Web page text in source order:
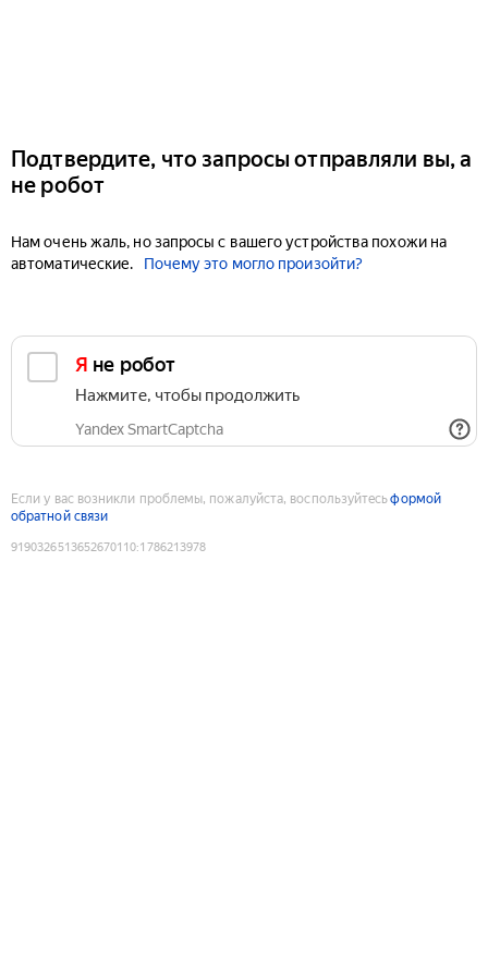
Подтвердите, что запросы отправляли вы, а
не робот
Нам очень жаль, но запросы с вашего устройства похожи на
автоматические.
Почему это могло произойти?
Я не робот
Нажмите, чтобы продолжить
Yandex SmartCaptcha
Если у вас возникли проблемы, пожалуйста, воспользуйтесьформой
обратной связи
9190326513652670110:1786213978